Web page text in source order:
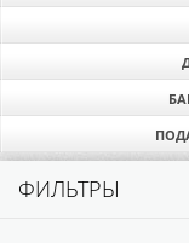
ФИЛЬТРЫ